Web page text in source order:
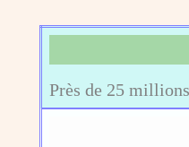
Près de 25